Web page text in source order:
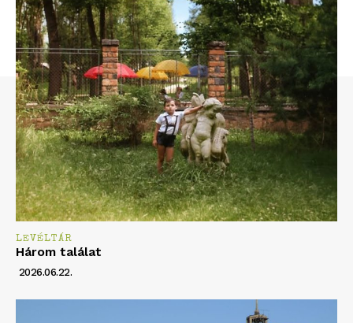
LEVÉLTÁR
Három találat
2026.06.22.